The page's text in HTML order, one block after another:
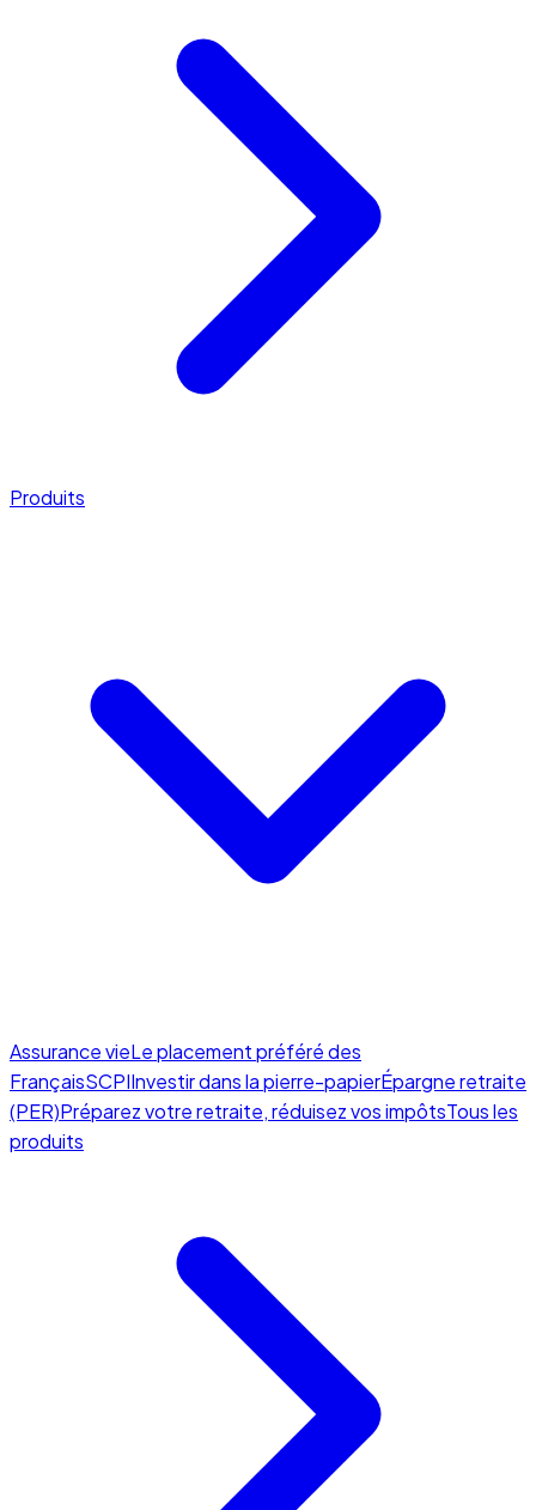
Produits
Assurance vieLe placement préféré des
FrançaisSCPIInvestir dans la pierre-papierÉpargne retraite
(PER)Préparez votre retraite, réduisez vos impôtsTous les
produits